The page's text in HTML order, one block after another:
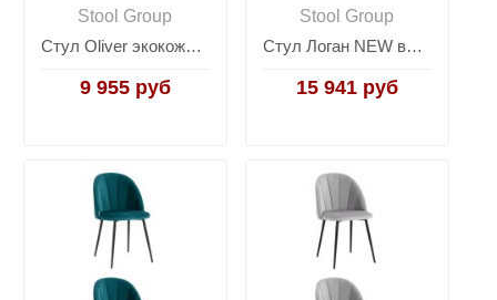
Stool Group
Стул Oliver экокожа серый 2 шт.
9 955 руб
Stool Group
Стул Логан NEW велюр зелёный 2 шт
15 941 руб